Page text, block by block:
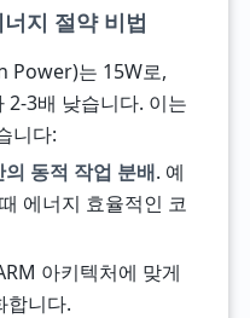
지 절약 비법
Power)는 15W로,
3배 낮습니다. 이는
니다:
동적 작업 분배. 예
에너지 효율적인 코
아키텍처에 맞게
합니다.